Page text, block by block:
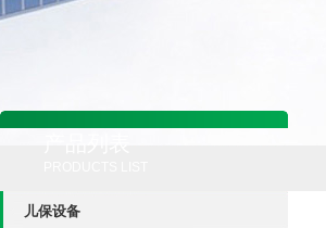
儿保设备